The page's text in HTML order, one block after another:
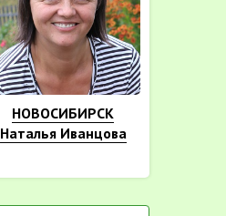
НОВОСИБИРСК
Наталья Иванцова